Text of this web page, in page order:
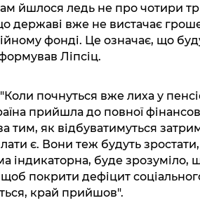
йшлося ледь не про чотири
державі вже не вистачає
фонді. Це означає, що
Ліпсіц.
почнуться вже лиха у
прийшла до повної
тим, як відбуватимуться
є. Вони теж будуть
індикаторна, буде
щоб покрити дефіцит
край прийшов".